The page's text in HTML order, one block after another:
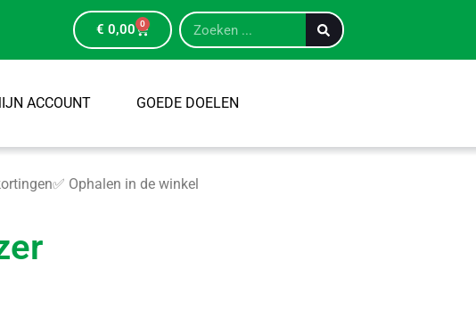
€ 0,00 0
ACCOUNT GOEDE DOELEN
✅ Ophalen in de winkel